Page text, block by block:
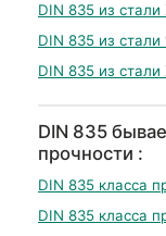
DIN 835 из стали
DIN 835 из стали
DIN 835 из стали
DIN 835
прочности :
DIN 835 класса
DIN 835 класса